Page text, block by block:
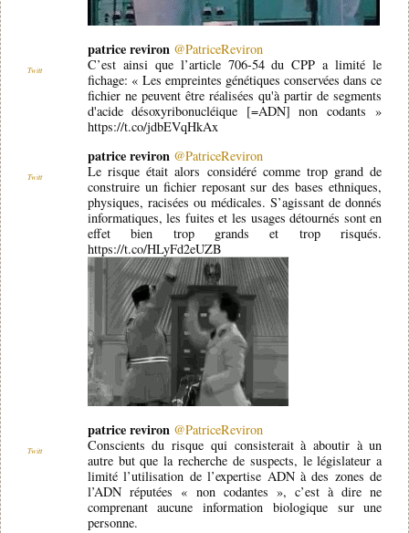
Twitt
patrice reviron @PatriceReviron
C’est ainsi que l’article 706-54 du CPP a limité le
fichage: « Les empreintes génétiques conservées dans ce
fichier ne peuvent être réalisées qu'à partir de segments
d'acide désoxyribonucléique [=ADN] non codants »
https://t.co/jdbEVqHkAx
Twitt
patrice reviron @PatriceReviron
Le risque était alors considéré comme trop grand de
construire un fichier reposant sur des bases ethniques,
physiques, racisées ou médicales. S’agissant de donnés
informatiques, les fuites et les usages détournés sont en
effet bien trop grands et trop risqués.
https://t.co/HLyFd2eUZB
Twitt
patrice reviron @PatriceReviron
Conscients du risque qui consisterait à aboutir à un
autre but que la recherche de suspects, le législateur a
limité l’utilisation de l’expertise ADN à des zones de
l’ADN réputées « non codantes », c’est à dire ne
comprenant aucune information biologique sur une
personne.